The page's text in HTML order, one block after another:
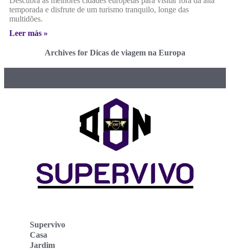
temporada e disfrute de um turismo tranquilo, longe das
multidões.
Leer más »
Archives for Dicas de viagem na Europa
Supervivo
Casa
Jardim